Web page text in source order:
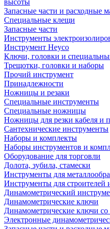
высоты
Запасные части и расходные
Специальные клещи
Запасные части
Инструменты
Инструмент Heyco
Ключи, головки и
Трещотки, головки и наборы
Прочий инструмент
Принадлежности
Ножницы и резаки
Специальные инструменты
Специальные ножницы
Ножницы для резки кабеля и
Сантехнические инструменты
Наборы и комплекты
Наборы инструментов и
Оборудование для торговли
Долота, зубила, стамески
Инструменты для
Инструменты для строителей
Динамометрический
Динамометрические ключи
Динамометрические ключи
Электронные